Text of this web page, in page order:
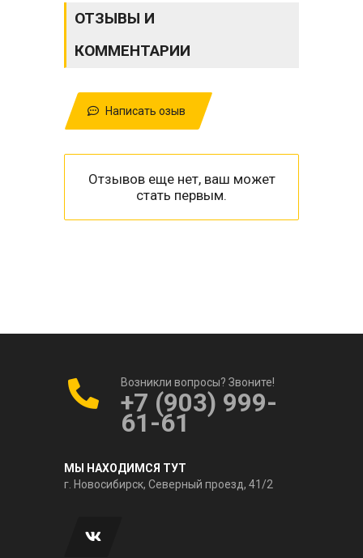
ОТЗЫВЫ И
КОММЕНТАРИИ
Написать озыв
Отзывов еще нет, ваш может
стать первым.
Возникли вопросы? Звоните!
+7 (903) 999-
61-61
МЫ НАХОДИМСЯ ТУТ
г. Новосибирск, Северный проезд, 41/2